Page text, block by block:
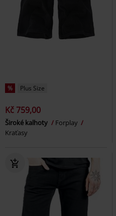
% Plus Size
Kč 759,00
Široké kalhoty
Forplay
Kraťasy